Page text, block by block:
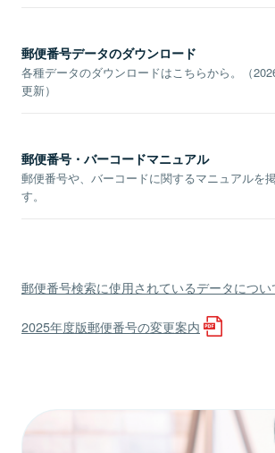
郵便番号データのダウンロード
各種データのダウンロードはこちらから。（
更新）
郵便番号・バーコードマニュアル
郵便番号や、バーコードに関するマニュアルを
す。
郵便番号検索に使用されているデータについ
2025年度版郵便番号の変更案内